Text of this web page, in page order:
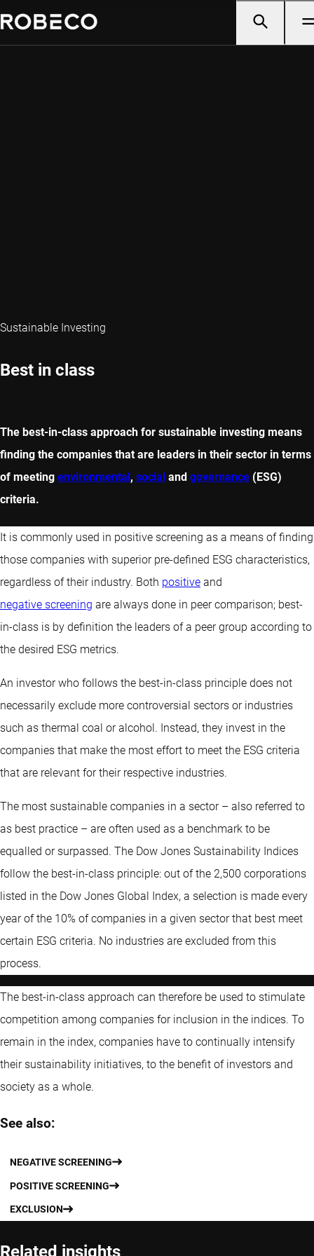
Sustainable Investing
Best in class
The best-in-class approach for sustainable investing means
finding the companies that are leaders in their sector in terms
of meeting environmental , social and governance (ESG)
criteria.
It is commonly used in positive screening as a means of finding
those companies with superior pre-defined ESG characteristics,
regardless of their industry. Both positive and
negative screening are always done in peer comparison; best-
in-class is by definition the leaders of a peer group according to
the desired ESG metrics.
An investor who follows the best-in-class principle does not
necessarily exclude more controversial sectors or industries
such as thermal coal or alcohol. Instead, they invest in the
companies that make the most effort to meet the ESG criteria
that are relevant for their respective industries.
The most sustainable companies in a sector – also referred to
as best practice – are often used as a benchmark to be
equalled or surpassed. The Dow Jones Sustainability Indices
follow the best-in-class principle: out of the 2,500 corporations
listed in the Dow Jones Global Index, a selection is made every
year of the 10% of companies in a given sector that best meet
certain ESG criteria. No industries are excluded from this
process.
The best-in-class approach can therefore be used to stimulate
competition among companies for inclusion in the indices. To
remain in the index, companies have to continually intensify
their sustainability initiatives, to the benefit of investors and
society as a whole.
See also:
NEGATIVE SCREENING
POSITIVE SCREENING
EXCLUSION
Related insights